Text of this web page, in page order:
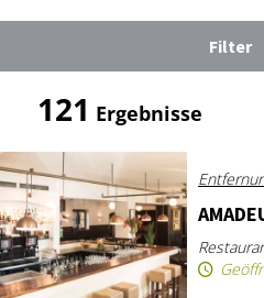
Filter
121 Ergebnisse